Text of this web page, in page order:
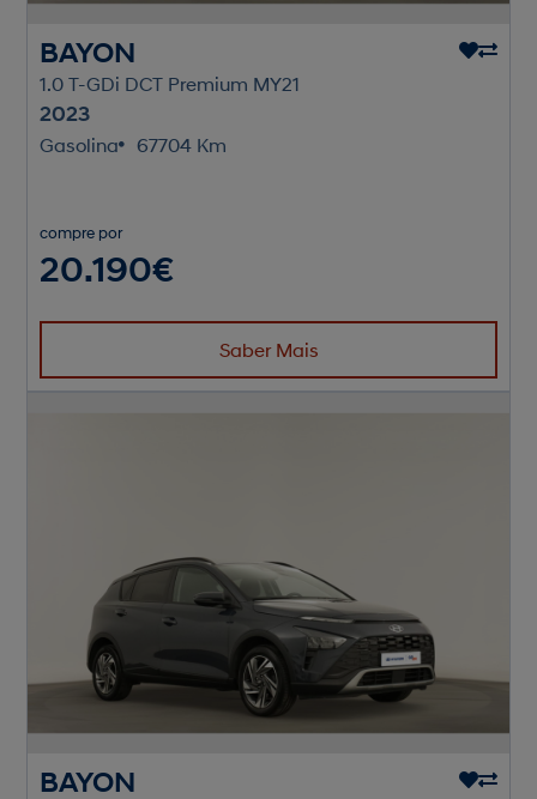
BAYON
1.0 T-GDi DCT Premium MY21
2023
Gasolina 67704 Km
compre por
20.190€
Saber Mais
BAYON